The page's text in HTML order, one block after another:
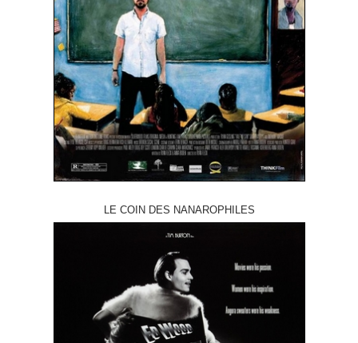
LE COIN DES NANAROPHILES